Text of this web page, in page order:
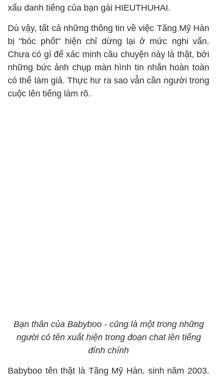
xấu danh tiếng của bạn gái HIEUTHUHAI.
Dù vậy, tất cả những thông tin về việc Tăng Mỹ Hàn
bị "bóc phốt" hiện chỉ dừng lại ở mức nghi vấn.
Chưa có gì để xác minh câu chuyện này là thật, bởi
những bức ảnh chụp màn hình tin nhắn hoàn toàn
có thể làm giả. Thực hư ra sao vẫn cần người trong
cuộc lên tiếng làm rõ.
Bạn thân của Babyboo - cũng là một trong những
người có tên xuất hiện trong đoạn chat lên tiếng
đính chính
Babyboo tên thật là Tăng Mỹ Hàn, sinh năm 2003.